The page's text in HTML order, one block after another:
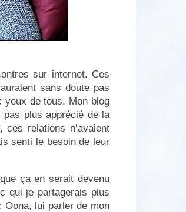
sur internet. Ces
sans doute pas
yeux de tous. Mon blog
pas plus apprécié de la
relations n’avaient
senti le besoin de leur
ça en serait devenu
qui je partagerais plus
Oona, lui parler de mon